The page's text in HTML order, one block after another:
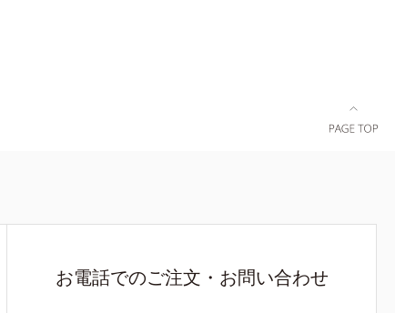
お電話でのご注文・お問い合わせ